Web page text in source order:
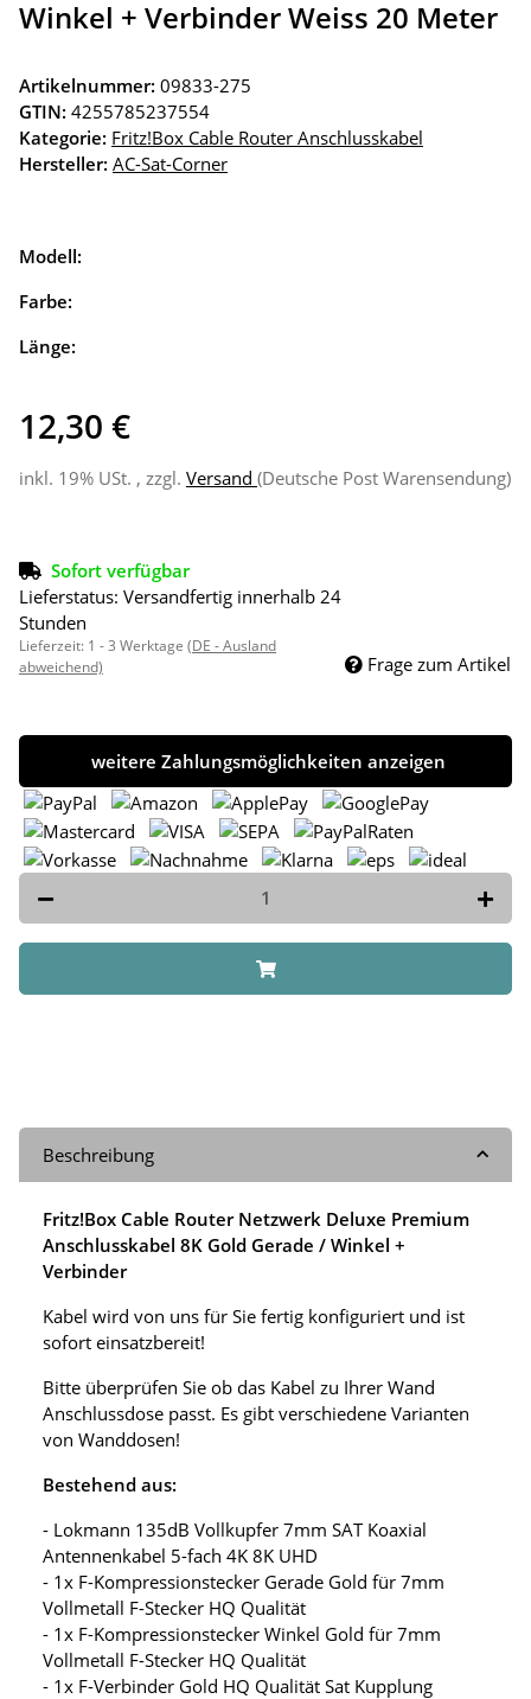
Winkel + Verbinder Weiss 20 Meter
Artikelnummer: 09833-275
GTIN: 4255785237554
Kategorie: Fritz!Box Cable Router Anschlusskabel
Hersteller: AC-Sat-Corner
Modell:
Farbe:
Länge:
12,30 €
inkl. 19% USt. , zzgl. Versand (Deutsche Post Warensendung)
Sofort verfügbar
Lieferstatus: Versandfertig innerhalb 24
Stunden
Lieferzeit: 1 - 3 Werktage (DE - Ausland
abweichend)
Frage zum Artikel
weitere Zahlungsmöglichkeiten anzeigen
Beschreibung
Fritz!Box Cable Router Netzwerk Deluxe Premium
Anschlusskabel 8K Gold Gerade / Winkel +
Verbinder
Kabel wird von uns für Sie fertig konfiguriert und ist
sofort einsatzbereit!
Bitte überprüfen Sie ob das Kabel zu Ihrer Wand
Anschlussdose passt. Es gibt verschiedene Varianten
von Wanddosen!
Bestehend aus:
- Lokmann 135dB Vollkupfer 7mm SAT Koaxial
Antennenkabel 5-fach 4K 8K UHD
- 1x F-Kompressionstecker Gerade Gold für 7mm
Vollmetall F-Stecker HQ Qualität
- 1x F-Kompressionstecker Winkel Gold für 7mm
Vollmetall F-Stecker HQ Qualität
- 1x F-Verbinder Gold HQ Qualität Sat Kupplung